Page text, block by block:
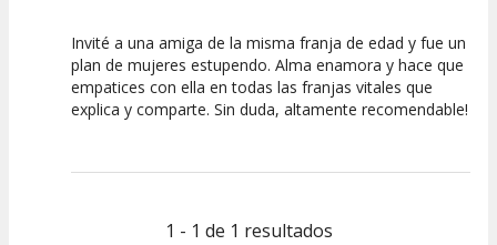
7.5
Calidad del
Espectáculo
10
Puesta en
Escena
10
Interpretación
artística
Invité a una amiga de la misma franja de edad y fue un
plan de mujeres estupendo. Alma enamora y hace que
empatices con ella en todas las franjas vitales que
explica y comparte. Sin duda, altamente recomendable!
1 - 1 de 1 resultados